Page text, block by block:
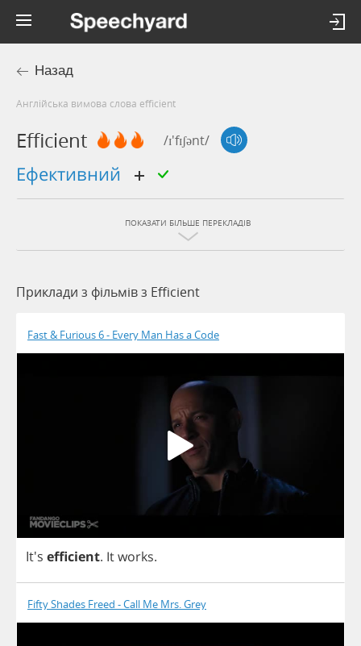
Назад
Англійська вимова слова efficient
Efficient /ɪ'fɪʃənt/
ефективний
ПОКАЗАТИ БІЛЬШЕ ПЕРЕКЛАДІВ
Приклади з фільмів з Efficient
Fast & Furious 6 - Every Man Has a Code
It's efficient. Itworks.
Fifty Shades Freed - Call Me Mrs. Grey